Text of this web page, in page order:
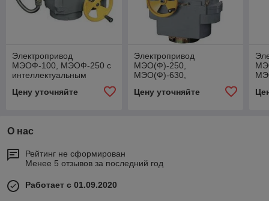
Электропривод
МЭОФ-100, МЭОФ-250 с
интеллектуальным
Цену уточняйте
Электропривод
МЭО(Ф)-250,
МЭО(Ф)-630,
МЭО(Ф)-1600 с
Цену уточняйте
О нас
Рейтинг не сформирован
Менее 5 отзывов за последний год
Работает с 01.09.2020